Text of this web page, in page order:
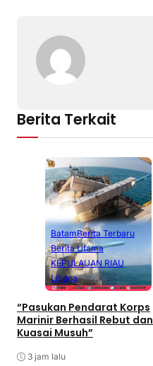
Berita Terkait
BatamBerita Terbaru
Berita Utama
KEPULAUAN RIAU
Lingga
“Pasukan Pendarat Korps
Marinir Berhasil Rebut dan
Kuasai Musuh”
3 jam lalu